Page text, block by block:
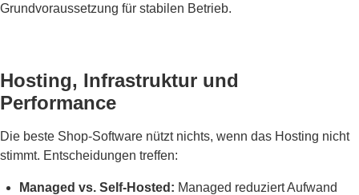
Grundvoraussetzung für stabilen Betrieb.
Hosting, Infrastruktur und
Performance
Die beste Shop-Software nützt nichts, wenn das Hosting nicht
stimmt. Entscheidungen treffen:
Managed vs. Self-Hosted: Managed reduziert Aufwand